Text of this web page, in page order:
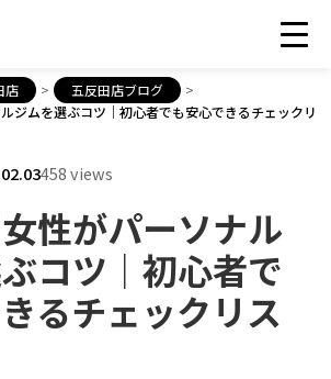
店 > 五反田店ブログ
>
ジムを選ぶコツ｜初心者でも安心できるチェックリ
458 views
性がパーソナル
コツ｜初心者で
るチェックリス